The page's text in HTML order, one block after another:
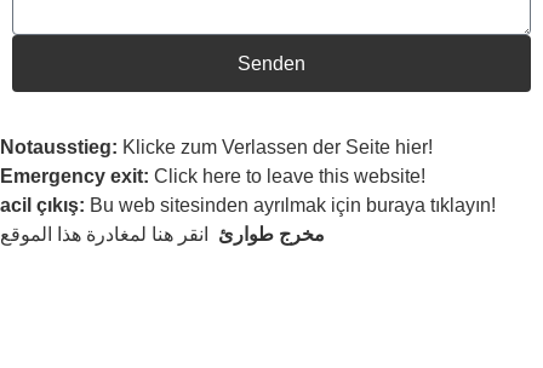
Senden
Notausstieg: Klicke zum Verlassen der Seite hier!
Emergency exit: Click here to leave this website!
acil çıkış: Bu web sitesinden ayrılmak için buraya tıklayın!
مخرج طوارئ انقر هنا لمغادرة هذا الموقع